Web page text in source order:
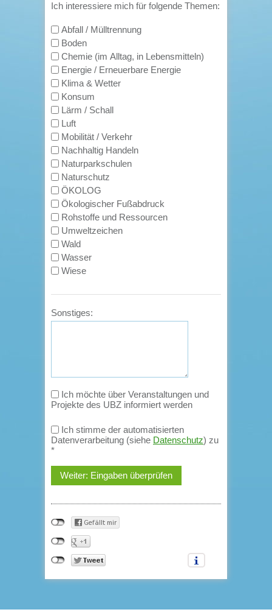
Ich interessiere mich für folgende Themen:
Abfall / Mülltrennung
Boden
Chemie (im Alltag, in Lebensmitteln)
Energie / Erneuerbare Energie
Klima & Wetter
Konsum
Lärm / Schall
Luft
Mobilität / Verkehr
Nachhaltig Handeln
Naturparkschulen
Naturschutz
ÖKOLOG
Ökologischer Fußabdruck
Rohstoffe und Ressourcen
Umweltzeichen
Wald
Wasser
Wiese
Sonstiges:
Projekte des UBZ informiert werden
Datenverarbeitung (siehe Datenschutz) zu
*